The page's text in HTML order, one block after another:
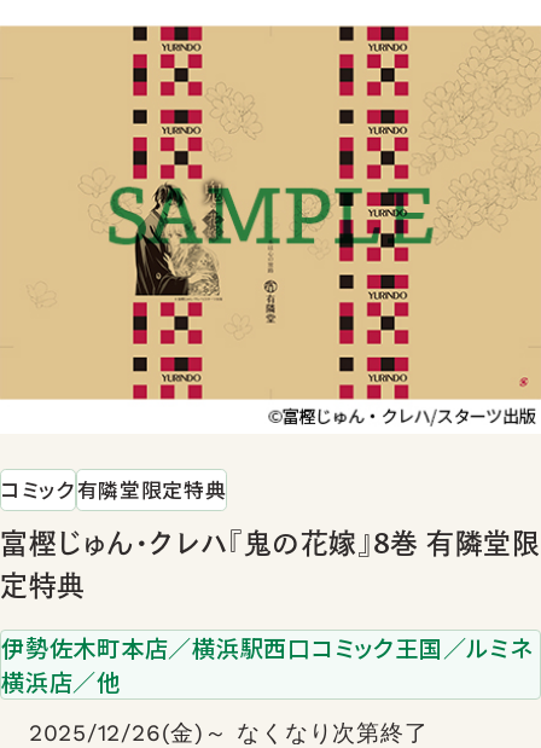
コミック有隣堂限定特典
富樫じゅん・クレハ『鬼の花嫁』8巻 有隣堂限
定特典
伊勢佐木町本店／横浜駅西口コミック王国／ルミネ
横浜店／他
2025/12/26(金)～ なくなり次第終了